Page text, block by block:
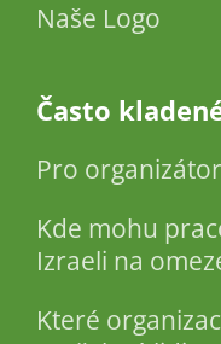
Naše Logo
Často
Pro
Kde mohu
Izraeli na
Které